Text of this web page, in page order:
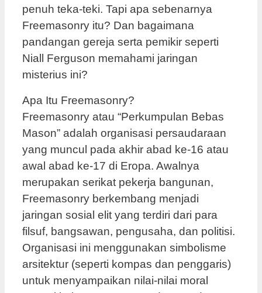
penuh teka-teki. Tapi apa sebenarnya
Freemasonry itu? Dan bagaimana
pandangan gereja serta pemikir seperti
Niall Ferguson memahami jaringan
misterius ini?
Apa Itu Freemasonry?
Freemasonry atau “Perkumpulan Bebas
Mason” adalah organisasi persaudaraan
yang muncul pada akhir abad ke-16 atau
awal abad ke-17 di Eropa. Awalnya
merupakan serikat pekerja bangunan,
Freemasonry berkembang menjadi
jaringan sosial elit yang terdiri dari para
filsuf, bangsawan, pengusaha, dan politisi.
Organisasi ini menggunakan simbolisme
arsitektur (seperti kompas dan penggaris)
untuk menyampaikan nilai-nilai moral